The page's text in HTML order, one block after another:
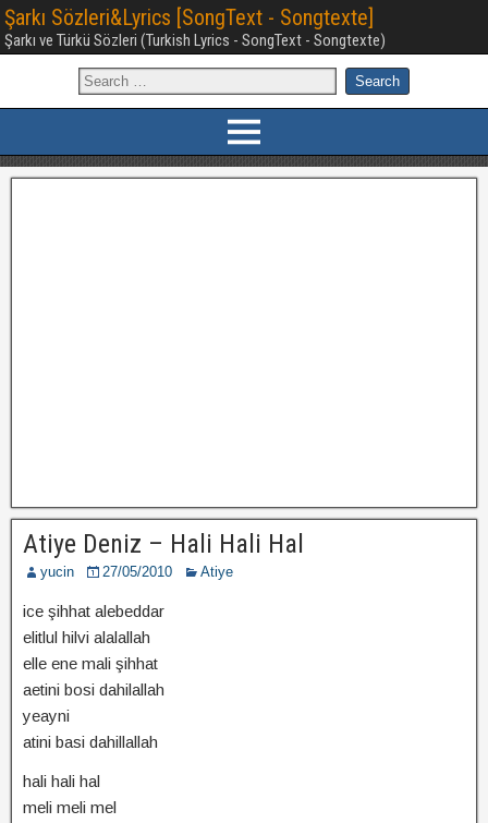
Şarkı Sözleri&Lyrics [SongText - Songtexte]
Şarkı ve Türkü Sözleri (Turkish Lyrics - SongText - Songtexte)
Atiye Deniz – Hali Hali Hal
yucin 27/05/2010 Atiye
ice şihhat alebeddar
elitlul hilvi alalallah
elle ene mali şihhat
aetini bosi dahilallah
yeayni
atini basi dahillallah
hali hali hal
meli meli mel